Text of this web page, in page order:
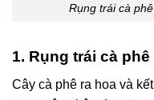
Rụng trái cà
1. Rụng trái cà
Cây cà phê ra hoa và